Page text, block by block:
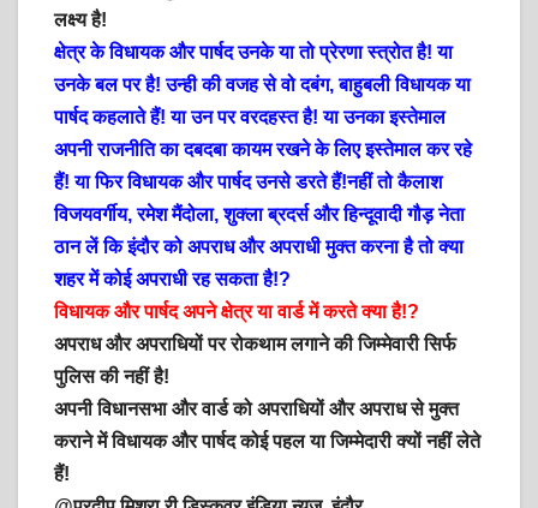
लक्ष्य है!
क्षेत्र के विधायक और पार्षद उनके या तो प्रेरणा स्त्रोत है! या
उनके बल पर है! उन्ही की वजह से वो दबंग, बाहुबली विधायक या
पार्षद कहलाते हैं! या उन पर वरदहस्त है! या उनका इस्तेमाल
अपनी राजनीति का दबदबा कायम रखने के लिए इस्तेमाल कर रहे
हैं! या फिर विधायक और पार्षद उनसे डरते हैं!नहीं तो कैलाश
विजयवर्गीय, रमेश मैंदोला, शुक्ला ब्रदर्स और हिन्दूवादी गौड़ नेता
ठान लें कि इंदौर को अपराध और अपराधी मुक्त करना है तो क्या
शहर में कोई अपराधी रह सकता है!?
विधायक और पार्षद अपने क्षेत्र या वार्ड में करते क्या है!?
अपराध और अपराधियों पर रोकथाम लगाने की जिम्मेवारी सिर्फ
पुलिस की नहीं है!
अपनी विधानसभा और वार्ड को अपराधियों और अपराध से मुक्त
कराने में विधायक और पार्षद कोई पहल या जिम्मेदारी क्यों नहीं लेते
हैं!